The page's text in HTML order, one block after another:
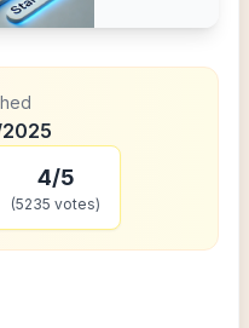
4/5
(5235 votes)